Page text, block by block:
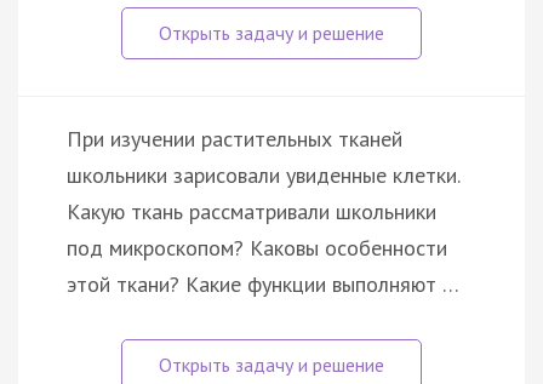
При изучении растительных тканей
школьники зарисовали увиденные клетки.
Какую ткань рассматривали школьники
под микроскопом? Каковы особенности
этой ткани? Какие функции выполняют …